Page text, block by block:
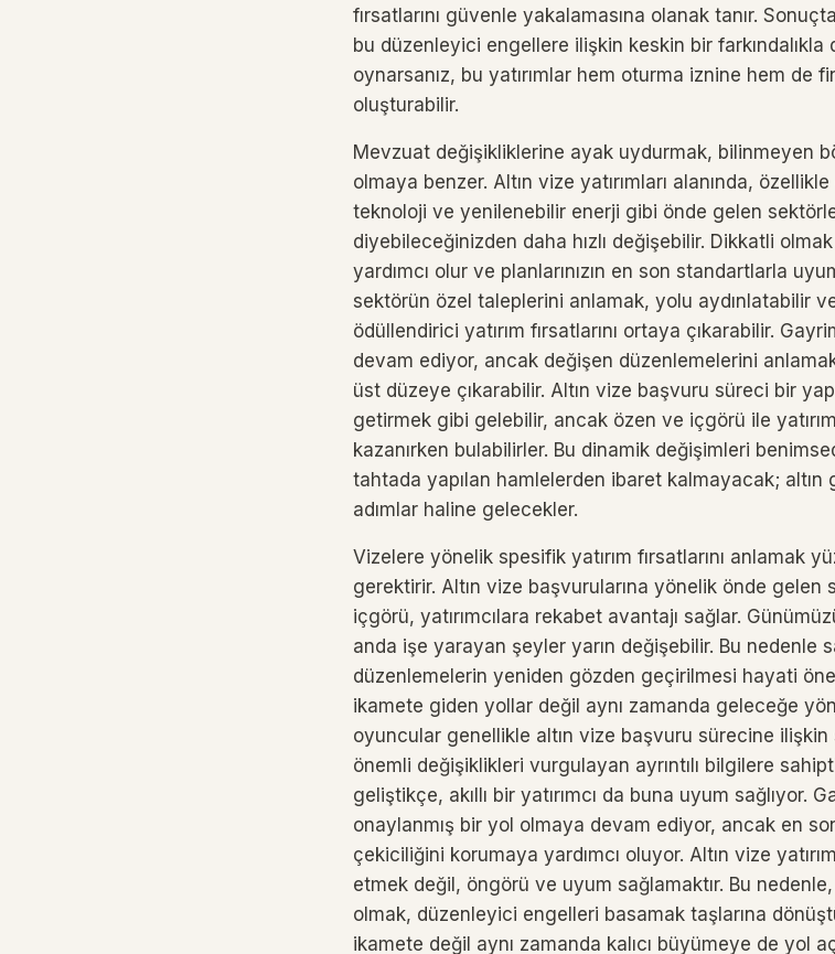
fırsatlarını güvenle yakalamasına olanak tanır.
bu düzenleyici engellere ilişkin keskin bir farkındalıkla
oynarsanız, bu yatırımlar hem oturma iznine hem de
oluşturabilir.
Mevzuat değişikliklerine ayak uydurmak, bilinmeyen
olmaya benzer. Altın vize yatırımları alanında,
teknoloji ve yenilenebilir enerji gibi önde gelen
diyebileceğinizden daha hızlı değişebilir. Dikkatli
yardımcı olur ve planlarınızın en son standartlarla
sektörün özel taleplerini anlamak, yolu aydınlatabilir
ödüllendirici yatırım fırsatlarını ortaya çıkarabilir.
devam ediyor, ancak değişen düzenlemelerini
üst düzeye çıkarabilir. Altın vize başvuru süreci bir
getirmek gibi gelebilir, ancak özen ve içgörü ile
kazanırken bulabilirler. Bu dinamik değişimleri
tahtada yapılan hamlelerden ibaret kalmayacak; altın
adımlar haline gelecekler.
Vizelere yönelik spesifik yatırım fırsatlarını anlamak
gerektirir. Altın vize başvurularına yönelik önde
içgörü, yatırımcılara rekabet avantajı sağlar.
anda işe yarayan şeyler yarın değişebilir. Bu nedenle
düzenlemelerin yeniden gözden geçirilmesi hayati
ikamete giden yollar değil aynı zamanda geleceğe
oyuncular genellikle altın vize başvuru sürecine ilişkin
önemli değişiklikleri vurgulayan ayrıntılı bilgilere
geliştikçe, akıllı bir yatırımcı da buna uyum sağlıyor.
onaylanmış bir yol olmaya devam ediyor, ancak en
çekiciliğini korumaya yardımcı oluyor. Altın vize
etmek değil, öngörü ve uyum sağlamaktır. Bu
olmak, düzenleyici engelleri basamak taşlarına
ikamete değil aynı zamanda kalıcı büyümeye de yol